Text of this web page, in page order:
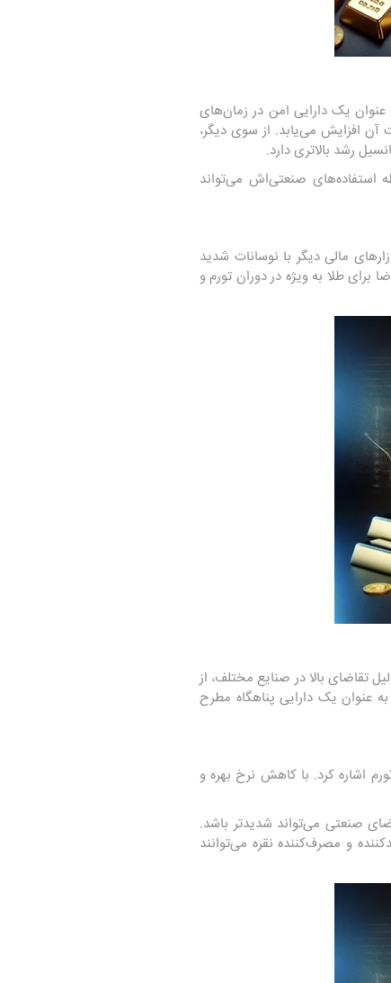
یک دارایی امن در زمان‌های
افزایش می‌یابد. از سوی دیگر،
رشد بالاتری دارد.
استفاده‌های صنعتی‌اش می‌تواند
مالی دیگر با نوسانات شدید
طلا به ویژه در دوران تورم و
تقاضای بالا در صنایع مختلف، از
عنوان یک دارایی پناهگاه مطرح
اشاره کرد. با کاهش نرخ بهره و
صنعتی می‌تواند شدیدتر باشد.
و مصرف‌کننده نقره می‌توانند